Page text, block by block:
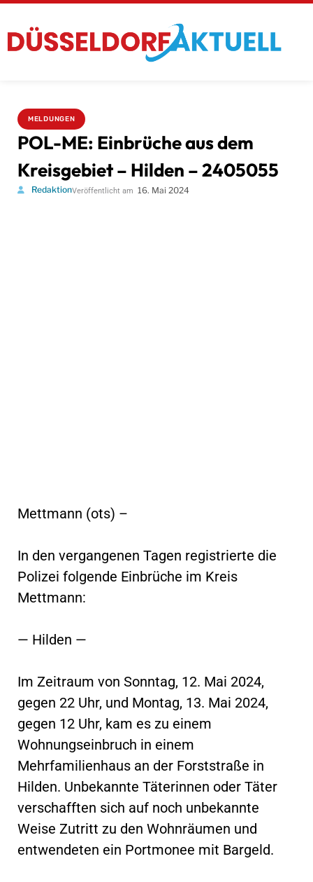
MELDUNGEN
POL-ME: Einbrüche aus dem
Kreisgebiet – Hilden – 2405055
RedaktionVeröffentlicht am 16. Mai 2024
Mettmann (ots) –
In den vergangenen Tagen registrierte die
Polizei folgende Einbrüche im Kreis
Mettmann:
— Hilden —
Im Zeitraum von Sonntag, 12. Mai 2024,
gegen 22 Uhr, und Montag, 13. Mai 2024,
gegen 12 Uhr, kam es zu einem
Wohnungseinbruch in einem
Mehrfamilienhaus an der Forststraße in
Hilden. Unbekannte Täterinnen oder Täter
verschafften sich auf noch unbekannte
Weise Zutritt zu den Wohnräumen und
entwendeten ein Portmonee mit Bargeld.